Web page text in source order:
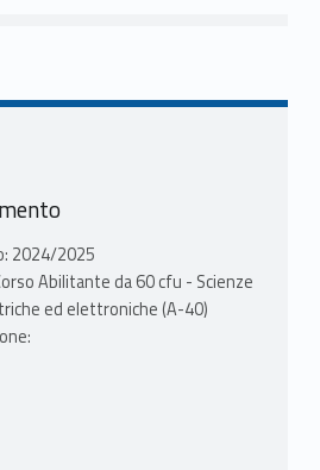
2024/2025
Abilitante da 60 cfu - Scienze
ed elettroniche (A-40)